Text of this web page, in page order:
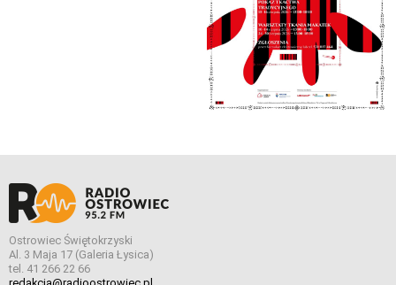
Ostrowiec Świętokrzyski
Al. 3 Maja 17 (Galeria Łysica)
tel. 41 266 22 66